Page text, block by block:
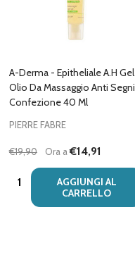
A-Derma - Epitheliale A.H Gel
Olio Da Massaggio Anti Segni
Confezione 40 Ml
PIERRE FABRE
€19,90 Ora a€14,91
Quantità:
AGGIUNGI AL
CARRELLO